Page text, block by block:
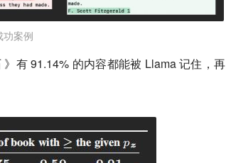
功案例
有 91.14% 的内容都能被 Llama 记住，再